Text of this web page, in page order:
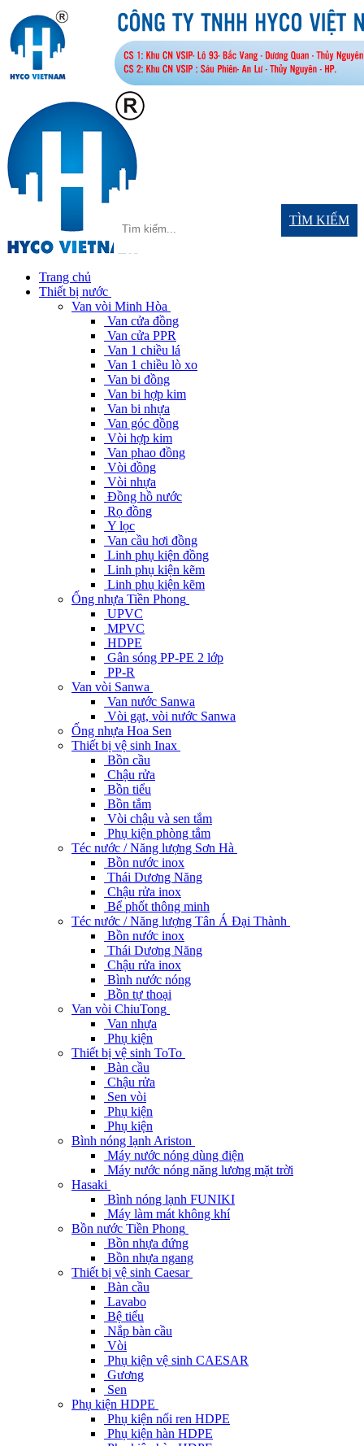
TÌM KIẾM
Trang chủ
Thiết bị nước
Van vòi Minh Hòa
Van cửa đồng
Van cửa PPR
Van 1 chiều lá
Van 1 chiều lò xo
Van bi đồng
Van bi hợp kim
Van bi nhựa
Van góc đồng
Vòi hợp kim
Van phao đồng
Vòi đồng
Vòi nhựa
Đồng hồ nước
Rọ đồng
Y lọc
Van cầu hơi đồng
Linh phụ kiện đồng
Linh phụ kiện kẽm
Linh phụ kiện kẽm
Ống nhựa Tiền Phong
UPVC
MPVC
HDPE
Gân sóng PP-PE 2 lớp
PP-R
Van vòi Sanwa
Van nước Sanwa
Vòi gạt, vòi nước Sanwa
Ống nhựa Hoa Sen
Thiết bị vệ sinh Inax
Bồn cầu
Chậu rửa
Bồn tiểu
Bồn tắm
Vòi chậu và sen tắm
Phụ kiện phòng tắm
Téc nước / Năng lượng Sơn Hà
Bồn nước inox
Thái Dương Năng
Chậu rửa inox
Bể phốt thông minh
Téc nước / Năng lượng Tân Á Đại Thành
Bồn nước inox
Thái Dương Năng
Chậu rửa inox
Bình nước nóng
Bồn tự thoại
Van vòi ChiuTong
Van nhựa
Phụ kiện
Thiết bị vệ sinh ToTo
Bàn cầu
Chậu rửa
Sen vòi
Phụ kiện
Phụ kiện
Bình nóng lạnh Ariston
Máy nước nóng dùng điện
Máy nước nóng năng lương mặt trời
Hasaki
Bình nóng lạnh FUNIKI
Máy làm mát không khí
Bồn nước Tiền Phong
Bồn nhựa đứng
Bồn nhựa ngang
Thiết bị vệ sinh Caesar
Bàn cầu
Lavabo
Bệ tiểu
Nắp bàn cầu
Vòi
Phụ kiện vệ sinh CAESAR
Gương
Sen
Phụ kiện HDPE
Phụ kiện nối ren HDPE
Phụ kiện hàn HDPE